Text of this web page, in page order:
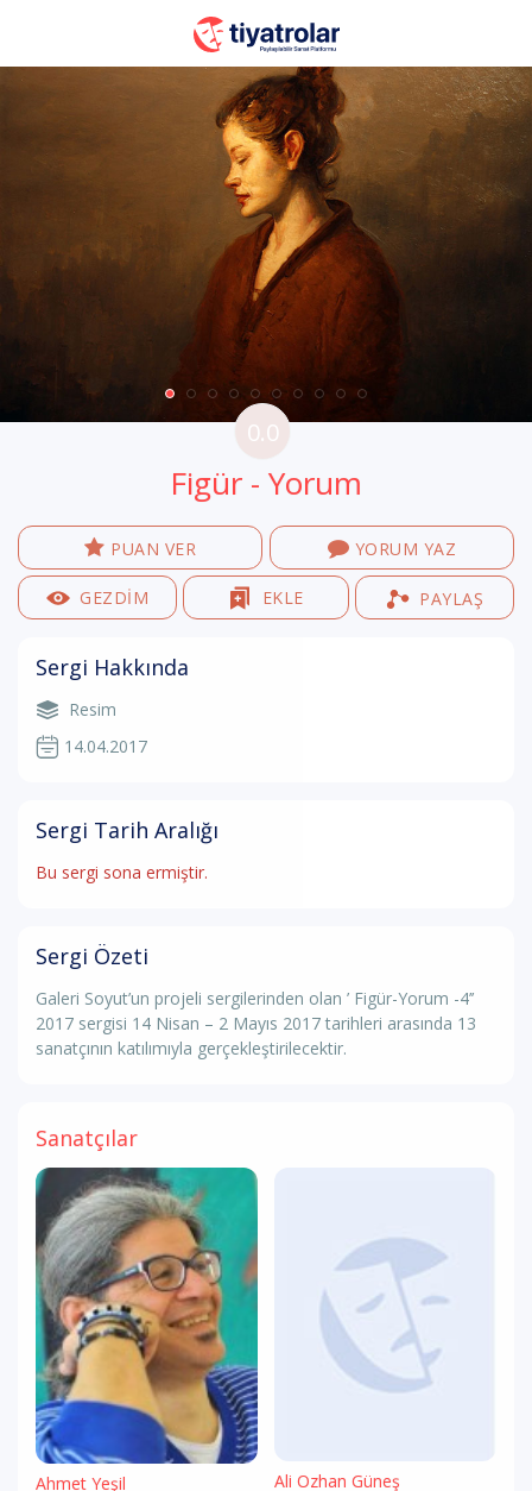
0.0
Figür - Yorum
PUAN VER YORUM YAZ
GEZDİM EKLE PAYLAŞ
Sergi Hakkında
Resim
14.04.2017
Sergi Tarih Aralığı
Bu sergi sona ermiştir.
Sergi Özeti
Galeri Soyut’un projeli sergilerinden olan ’ Figür-Yorum -4’’
2017 sergisi 14 Nisan – 2 Mayıs 2017 tarihleri arasında 13
sanatçının katılımıyla gerçekleştirilecektir.
Sanatçılar
Ahmet Yeşil
Ali Özhan Güneş